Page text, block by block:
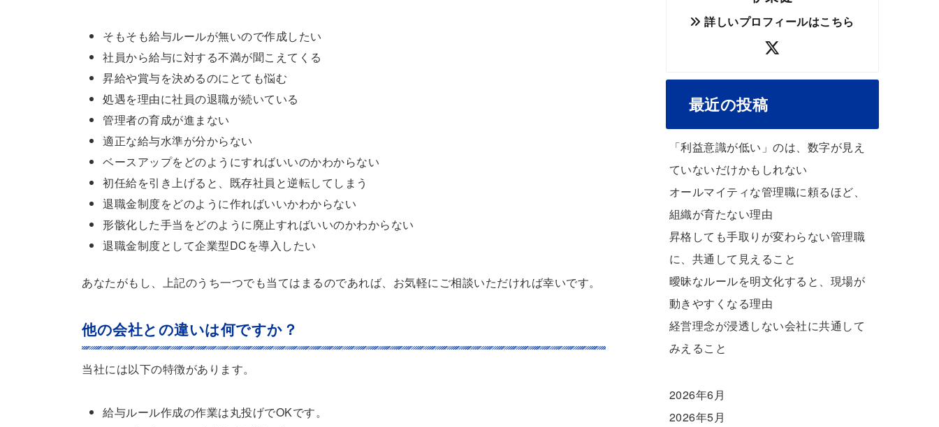
そもそも給与ルールが無いので作成したい
社員から給与に対する不満が聞こえてくる
昇給や賞与を決めるのにとても悩む
処遇を理由に社員の退職が続いている
管理者の育成が進まない
適正な給与水準が分からない
ベースアップをどのようにすればいいのかわからない
初任給を引き上げると、既存社員と逆転してしまう
退職金制度をどのように作ればいいかわからない
形骸化した手当をどのように廃止すればいいのかわからない
退職金制度として企業型DCを導入したい
あなたがもし、上記のうち一つでも当てはまるのであれば、お気軽にご相談いただければ幸いです。
他の会社との違いは何ですか？
当社には以下の特徴があります。
給与ルール作成の作業は丸投げでOKです。
詳しいプロフィールはこちら
最近の投稿
「利益意識が低い」のは、数字が見え
ていないだけかもしれない
オールマイティな管理職に頼るほど、
組織が育たない理由
昇格しても手取りが変わらない管理職
に、共通して見えること
曖昧なルールを明文化すると、現場が
動きやすくなる理由
経営理念が浸透しない会社に共通して
みえること
2026年6月
2026年5月